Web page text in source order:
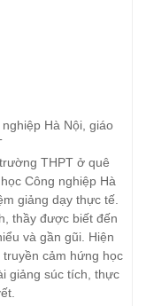
Hà Nội, giáo
THPT ở quê
Công nghiệp Hà
giảng dạy thực tế.
thầy được biết đến
và gần gũi. Hiện
cảm hứng học
giảng súc tích, thực